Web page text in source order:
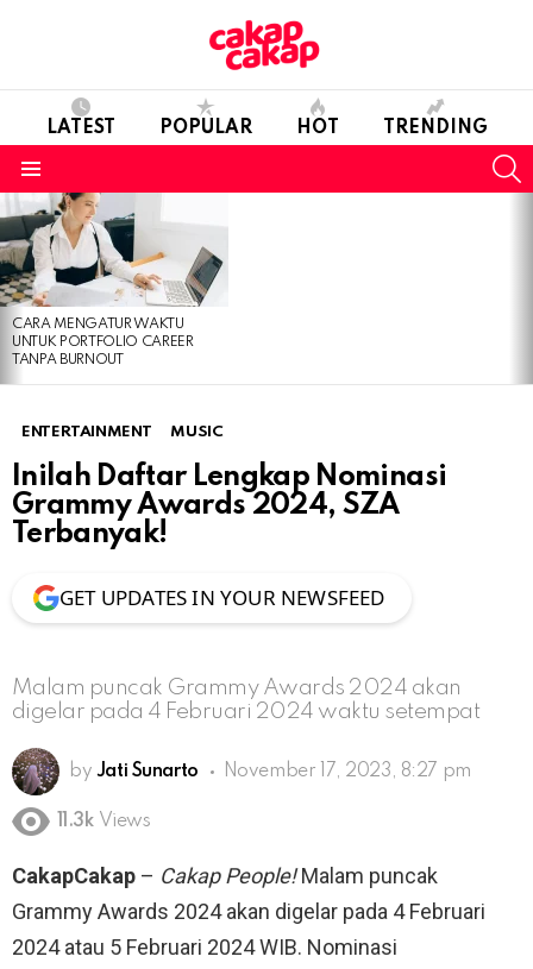
LATEST POPULAR HOT TRENDING
LATEST
STORIES
CARA MENGATUR WAKTU
UNTUK PORTFOLIO CAREER
TANPA BURNOUT
ENTERTAINMENT MUSIC
Inilah Daftar Lengkap Nominasi
Grammy Awards 2024, SZA
Terbanyak!
GET UPDATES IN YOUR NEWSFEED
Malam puncak Grammy Awards 2024 akan
digelar pada 4 Februari 2024 waktu setempat
by Jati Sunarto November 17, 2023, 8:27 pm
11.3k Views
CakapCakap – Cakap People!Malam puncak
Grammy Awards 2024 akan digelar pada 4 Februari
2024 atau 5 Februari 2024 WIB. Nominasi